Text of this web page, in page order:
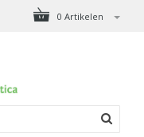
0 Artikelen